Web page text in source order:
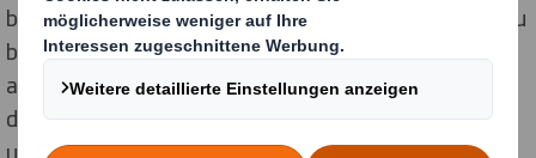
betont: „Mein Ziel ist es, unsere Kunden bestmöglich zu
bedienen. Wir müssen sicherstellen, dass DS Smith
auch weiterhin zukünftige Trends in der Industrie, bei
den Verbrauchern und in der Politik antizipiert, um
unseren Kunden einen Mehrwert und